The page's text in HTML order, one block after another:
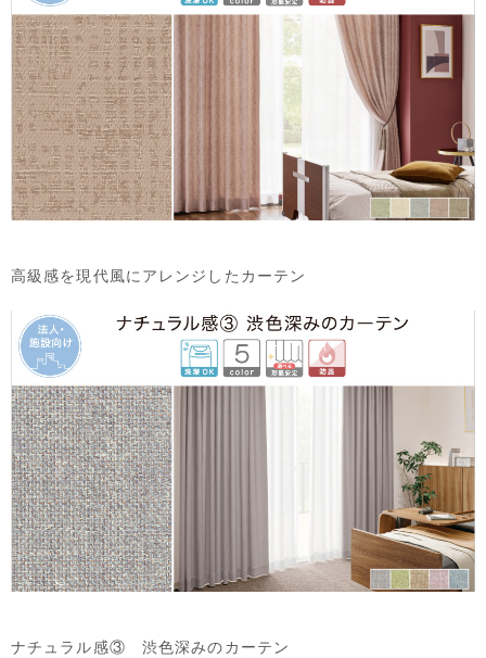
高級感を現代風にアレンジしたカーテン
ナチュラル感③ 渋色深みのカーテン